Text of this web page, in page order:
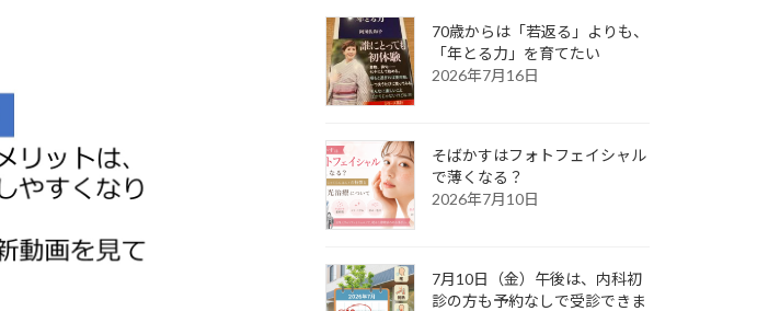
70歳からは「若返る」よりも、
「年とる力」を育てたい
2026年7月16日
そばかすはフォトフェイシャル
で薄くなる？
2026年7月10日
7月10日（金）午後は、内科初
診の方も予約なしで受診できま